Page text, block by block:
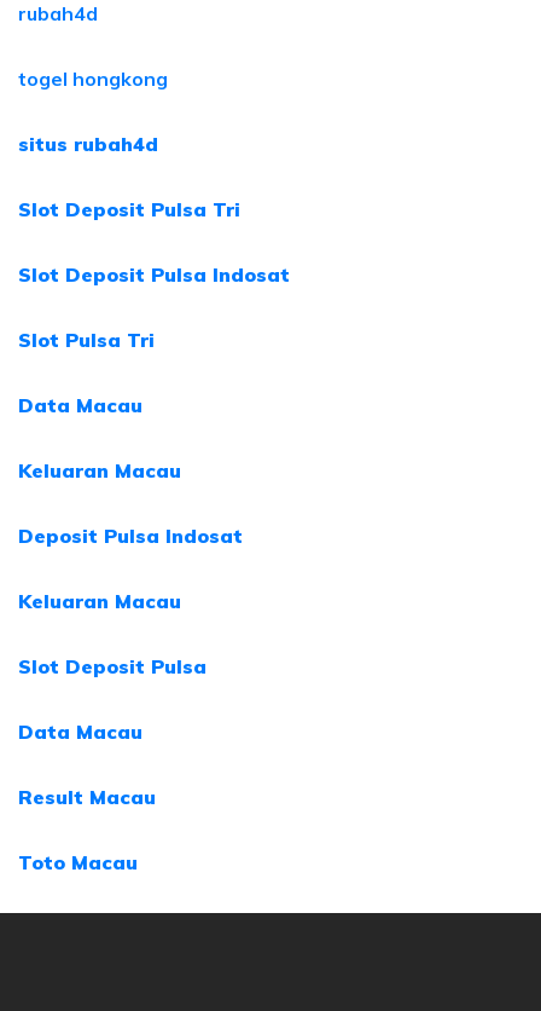
rubah4d
togel hongkong
situs rubah4d
Slot Deposit Pulsa Tri
Slot Deposit Pulsa Indosat
Slot Pulsa Tri
Data Macau
Keluaran Macau
Deposit Pulsa Indosat
Keluaran Macau
Slot Deposit Pulsa
Data Macau
Result Macau
Toto Macau